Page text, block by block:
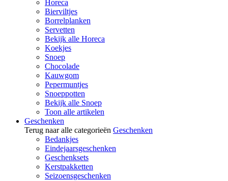
Horeca
Bierviltjes
Borrelplanken
Servetten
Bekijk alle Horeca
Koekjes
Snoep
Chocolade
Kauwgom
Pepermuntjes
Snoeppotten
Bekijk alle Snoep
Toon alle artikelen
Geschenken
Terug naar alle categorieën Geschenken
Bedankjes
Eindejaarsgeschenken
Geschenksets
Kerstpakketten
Seizoensgeschenken